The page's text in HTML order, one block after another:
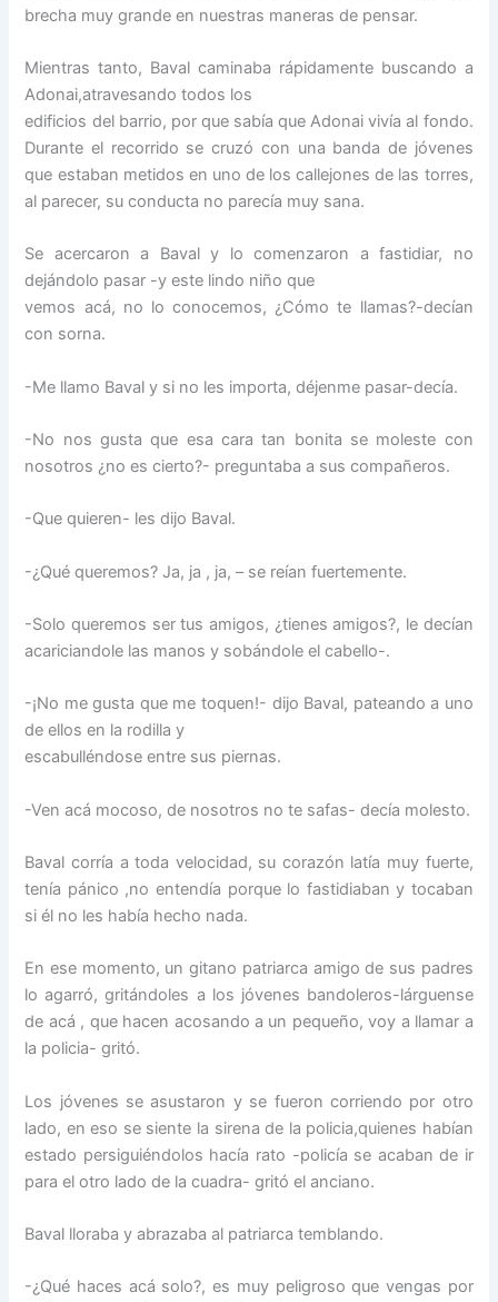
brecha muy grande en nuestras maneras de pensar.
Mientras tanto, Baval caminaba rápidamente buscando a
Adonai,atravesando todos los
edificios del barrio, por que sabía que Adonai vivía al fondo.
Durante el recorrido se cruzó con una banda de jóvenes
que estaban metidos en uno de los callejones de las torres,
al parecer, su conducta no parecía muy sana.
Se acercaron a Baval y lo comenzaron a fastidiar, no
dejándolo pasar -y este lindo niño que
vemos acá, no lo conocemos, ¿Cómo te llamas?-decían
con sorna.
-Me llamo Baval y si no les importa, déjenme pasar-decía.
-No nos gusta que esa cara tan bonita se moleste con
nosotros ¿no es cierto?- preguntaba a sus compañeros.
-Que quieren- les dijo Baval.
-¿Qué queremos? Ja, ja , ja, – se reían fuertemente.
-Solo queremos ser tus amigos, ¿tienes amigos?, le decían
acariciandole las manos y sobándole el cabello-.
-¡No me gusta que me toquen!- dijo Baval, pateando a uno
de ellos en la rodilla y
escabulléndose entre sus piernas.
-Ven acá mocoso, de nosotros no te safas- decía molesto.
Baval corría a toda velocidad, su corazón latía muy fuerte,
tenía pánico ,no entendía porque lo fastidiaban y tocaban
si él no les había hecho nada.
En ese momento, un gitano patriarca amigo de sus padres
lo agarró, gritándoles a los jóvenes bandoleros-lárguense
de acá , que hacen acosando a un pequeño, voy a llamar a
la policia- gritó.
Los jóvenes se asustaron y se fueron corriendo por otro
lado, en eso se siente la sirena de la policia,quienes habían
estado persiguiéndolos hacía rato -policía se acaban de ir
para el otro lado de la cuadra- gritó el anciano.
Baval lloraba y abrazaba al patriarca temblando.
-¿Qué haces acá solo?, es muy peligroso que vengas por